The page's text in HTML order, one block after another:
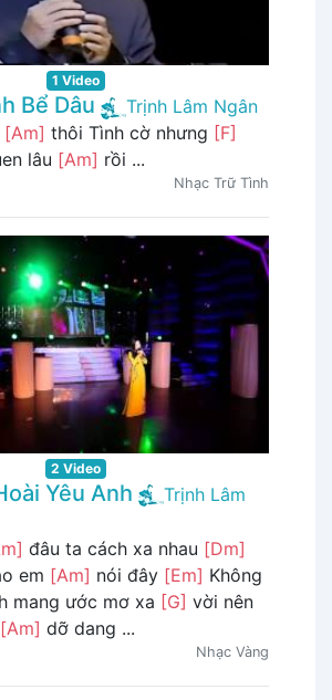
1 Video
Bể Dâu
Trịnh Lâm Ngân
[Am] thôi Tình cờ nhưng [F]
lâu [Am] rồi ...
Nhạc Trữ Tình
2 Video
Yêu Anh
Trịnh Lâm
đâu ta cách xa nhau [Dm]
em [Am] nói đây [Em] Không
mang ước mơ xa [G] vời nên
[Am] dỡ dang ...
Nhạc Vàng